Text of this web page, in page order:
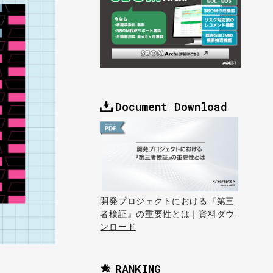
Document Download
開発プロジェクトにおける『第三
者検証』の重要性とは｜資料ダウ
ンロード
RANKING